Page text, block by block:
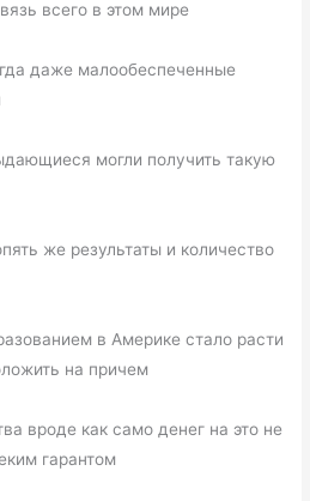
всего в этом мире
даже малообеспеченные
могли получить такую
же результаты и количество
в Америке стало расти
на причем
вроде как само денег на это не
гарантом